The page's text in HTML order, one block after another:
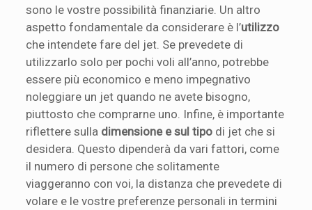
sono le vostre possibilità finanziarie. Un altro
aspetto fondamentale da considerare è l’utilizzo
che intendete fare del jet. Se prevedete di
utilizzarlo solo per pochi voli all’anno, potrebbe
essere più economico e meno impegnativo
noleggiare un jet quando ne avete bisogno,
piuttosto che comprarne uno. Infine, è importante
riflettere sulla dimensione e sul tipo di jet che si
desidera. Questo dipenderà da vari fattori, come
il numero di persone che solitamente
viaggeranno con voi, la distanza che prevedete di
volare e le vostre preferenze personali in termini